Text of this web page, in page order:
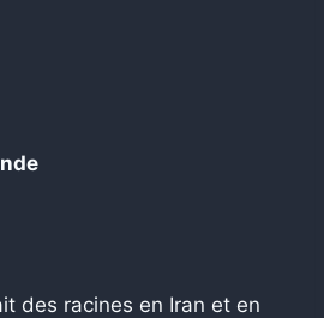
des racines en Iran et en